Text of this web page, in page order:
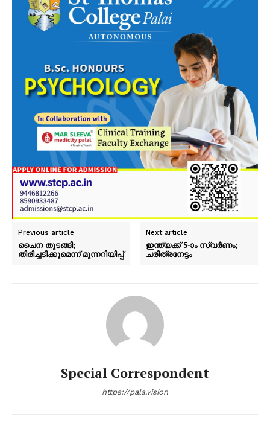
Previous article
ചൈന തുടങ്ങി;
തിരിച്ചടിക്കുമെന്ന് മുന്നറിയിപ്പ്
Next article
ഇന്ത്യക്ക് 5-ാം സ്വർണം;
ചരിത്രനേട്ടം
Special Correspondent
https://pala.vision